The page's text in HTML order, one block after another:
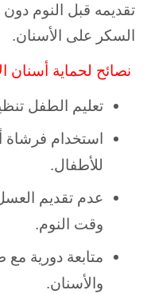
تقديمه قبل النوم
السكر على الأسنان.
نصائح لحماية أسنان
تعليم الطفل
استخدام
للأطفال.
عدم تقديم
وقت النوم.
متابعة دورية
والأسنان.